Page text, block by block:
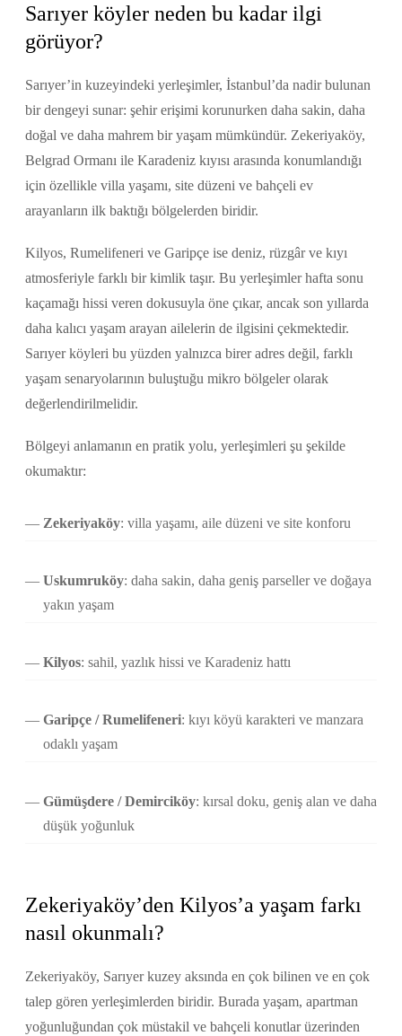
Sarıyer köyler neden bu kadar ilgi
görüyor?
Sarıyer’in kuzeyindeki yerleşimler, İstanbul’da nadir bulunan
bir dengeyi sunar: şehir erişimi korunurken daha sakin, daha
doğal ve daha mahrem bir yaşam mümkündür. Zekeriyaköy,
Belgrad Ormanı ile Karadeniz kıyısı arasında konumlandığı
için özellikle villa yaşamı, site düzeni ve bahçeli ev
arayanların ilk baktığı bölgelerden biridir.
Kilyos, Rumelifeneri ve Garipçe ise deniz, rüzgâr ve kıyı
atmosferiyle farklı bir kimlik taşır. Bu yerleşimler hafta sonu
kaçamağı hissi veren dokusuyla öne çıkar, ancak son yıllarda
daha kalıcı yaşam arayan ailelerin de ilgisini çekmektedir.
Sarıyer köyleri bu yüzden yalnızca birer adres değil, farklı
yaşam senaryolarının buluştuğu mikro bölgeler olarak
değerlendirilmelidir.
Bölgeyi anlamanın en pratik yolu, yerleşimleri şu şekilde
okumaktır:
Zekeriyaköy: villa yaşamı, aile düzeni ve site konforu
Uskumruköy: daha sakin, daha geniş parseller ve doğaya
yakın yaşam
Kilyos: sahil, yazlık hissi ve Karadeniz hattı
Garipçe / Rumelifeneri: kıyı köyü karakteri ve manzara
odaklı yaşam
Gümüşdere / Demirciköy: kırsal doku, geniş alan ve daha
düşük yoğunluk
Zekeriyaköy’den Kilyos’a yaşam farkı
nasıl okunmalı?
Zekeriyaköy, Sarıyer kuzey aksında en çok bilinen ve en çok
talep gören yerleşimlerden biridir. Burada yaşam, apartman
yoğunluğundan çok müstakil ve bahçeli konutlar üzerinden